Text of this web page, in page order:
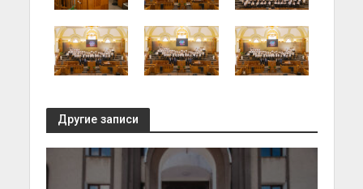
Другие записи